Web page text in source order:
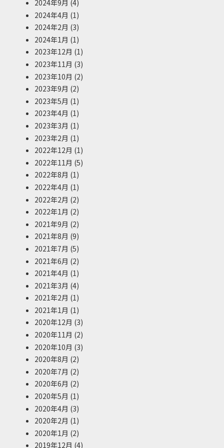
2024年9月 (4)
2024年4月 (1)
2024年2月 (3)
2024年1月 (1)
2023年12月 (1)
2023年11月 (3)
2023年10月 (2)
2023年9月 (2)
2023年5月 (1)
2023年4月 (1)
2023年3月 (1)
2023年2月 (1)
2022年12月 (1)
2022年11月 (5)
2022年8月 (1)
2022年4月 (1)
2022年2月 (2)
2022年1月 (2)
2021年9月 (2)
2021年8月 (9)
2021年7月 (5)
2021年6月 (2)
2021年4月 (1)
2021年3月 (4)
2021年2月 (1)
2021年1月 (1)
2020年12月 (3)
2020年11月 (2)
2020年10月 (3)
2020年8月 (2)
2020年7月 (2)
2020年6月 (2)
2020年5月 (1)
2020年4月 (3)
2020年2月 (1)
2020年1月 (2)
2019年12月 (4)